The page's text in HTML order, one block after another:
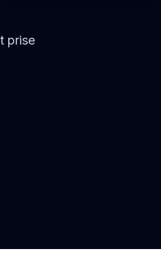
prise